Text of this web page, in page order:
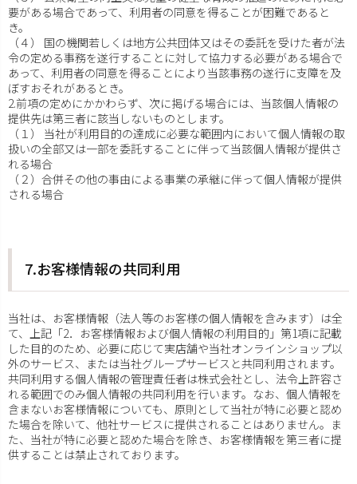
要がある場合であって、利用者の同意を得ることが困難であると
き。
（４） 国の機関若しくは地方公共団体又はその委託を受けた者が法
令の定める事務を遂行することに対して協力する必要がある場合で
あって、利用者の同意を得ることにより当該事務の遂行に支障を及
ぼすおそれがあるとき。
2.前項の定めにかかわらず、次に掲げる場合には、当該個人情報の
提供先は第三者に該当しないものとします。
（１） 当社が利用目的の達成に必要な範囲内において個人情報の取
扱いの全部又は一部を委託することに伴って当該個人情報が提供さ
れる場合
（２）合併その他の事由による事業の承継に伴って個人情報が提供
される場合
7.お客様情報の共同利用
当社は、お客様情報（法人等のお客様の個人情報を含みます）は全
て、上記「2．お客様情報および個人情報の利用目的」第1項に記載
した目的のため、必要に応じて実店舗や当社オンラインショップ以
外のサービス、または当社グループサービスと共同利用されます。
共同利用する個人情報の管理責任者は株式会社とし、法令上許容さ
れる範囲でのみ個人情報の共同利用を行います。なお、個人情報を
含まないお客様情報についても、原則として当社が特に必要と認め
た場合を除いて、他社サービスに提供されることはありません。ま
た、当社が特に必要と認めた場合を除き、お客様情報を第三者に提
供することは禁止されております。